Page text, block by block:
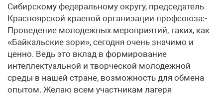
Сибирскому федеральному округу, председатель
Красноярской краевой организации профсоюза:-
Проведение молодежных мероприятий, таких, как
«Байкальские зори», сегодня очень значимо и
ценно. Ведь это вклад в формирование
интеллектуальной и творческой молодежной
среды в нашей стране, возможность для обмена
опытом. Желаю всем участникам лагеря